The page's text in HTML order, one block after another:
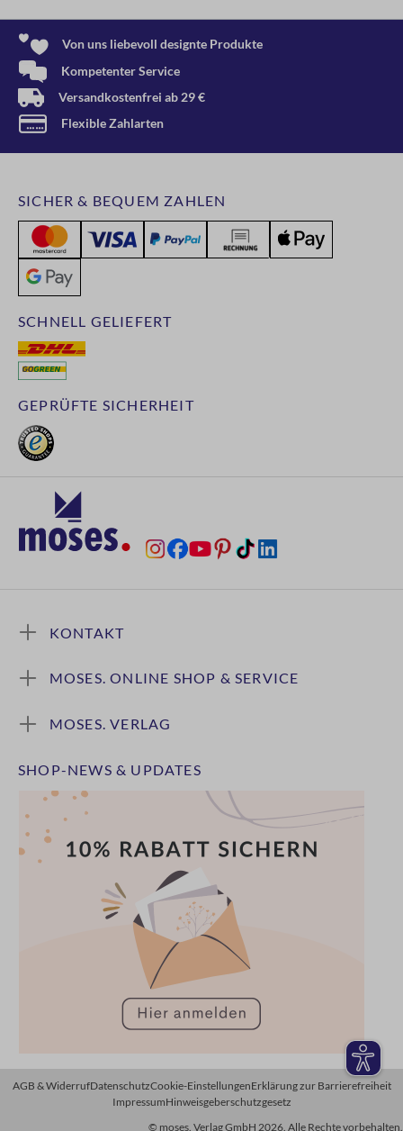
Von uns liebevoll designte Produkte
Kompetenter Service
Versandkostenfrei ab 29 €
Flexible Zahlarten
GEPRÜFTE SICHERHEIT
SCHNELL GELIEFERT
SICHER & BEQUEM ZAHLEN
KONTAKT
MOSES. ONLINE SHOP & SERVICE
MOSES. VERLAG
SHOP-NEWS & UPDATES
AGB & WiderrufDatenschutzCookie-EinstellungenErklärung zur Barrierefreiheit
ImpressumHinweisgeberschutzgesetz
© moses. Verlag GmbH 2026. Alle Rechte vorbehalten.